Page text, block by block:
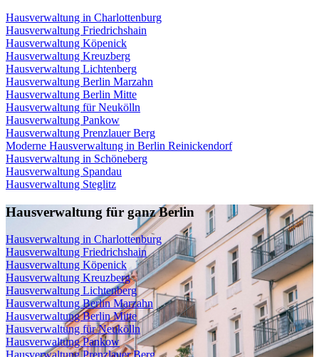
Hausverwaltung in Charlottenburg
Hausverwaltung Friedrichshain
Hausverwaltung Köpenick
Hausverwaltung Kreuzberg
Hausverwaltung Lichtenberg
Hausverwaltung Berlin Marzahn
Hausverwaltung Berlin Mitte
Hausverwaltung für Neukölln
Hausverwaltung Pankow
Hausverwaltung Prenzlauer Berg
Moderne Hausverwaltung in Berlin Reinickendorf
Hausverwaltung in Schöneberg
Hausverwaltung Spandau
Hausverwaltung Steglitz
Hausverwaltung für ganz Berlin
Hausverwaltung in Charlottenburg
Hausverwaltung Friedrichshain
Hausverwaltung Köpenick
Hausverwaltung Kreuzberg
Hausverwaltung Lichtenberg
Hausverwaltung Berlin Marzahn
Hausverwaltung Berlin Mitte
Hausverwaltung für Neukölln
Hausverwaltung Pankow